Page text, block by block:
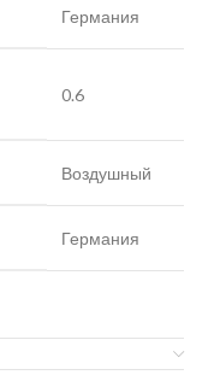
Германия
0.6
Воздушный
Германия